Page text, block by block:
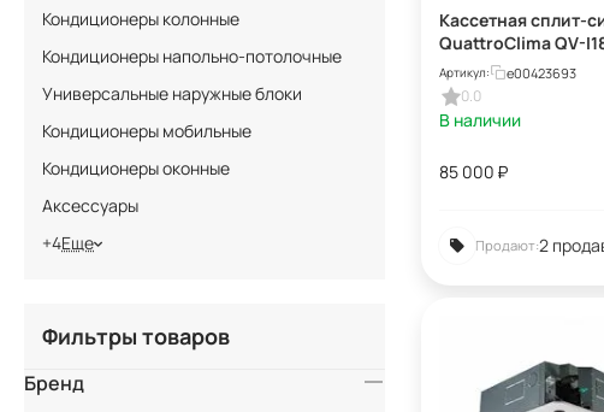
Кассетная сплит-
QuattroClima QV-
I18UG
Артикул: e00423693
0.0
В наличии
85 000 ₽
Продают:2
Кондиционеры колонные
Кондиционеры напольно-потолочные
Универсальные наружные блоки
Кондиционеры мобильные
Кондиционеры оконные
Аксессуары
+4Еще
Фильтры товаров
Бренд